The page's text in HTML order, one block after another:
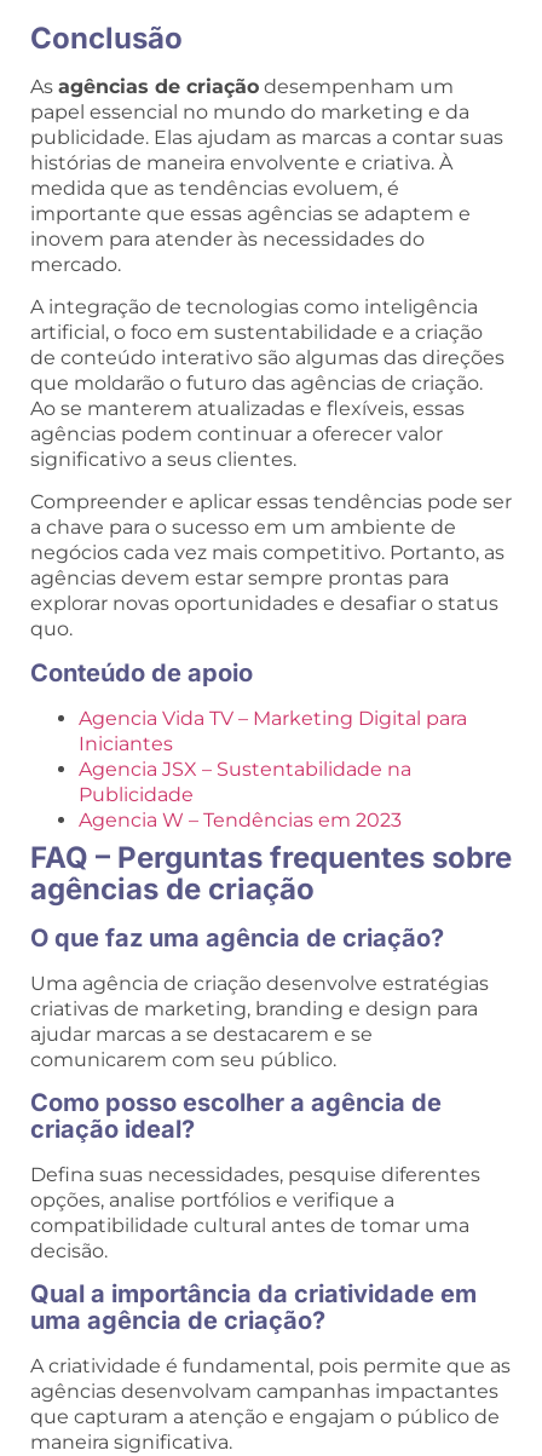
Conclusão
As agências de criação desempenham um
papel essencial no mundo do marketing e da
publicidade. Elas ajudam as marcas a contar suas
histórias de maneira envolvente e criativa. À
medida que as tendências evoluem, é
importante que essas agências se adaptem e
inovem para atender às necessidades do
mercado.
A integração de tecnologias como inteligência
artificial, o foco em sustentabilidade e a criação
de conteúdo interativo são algumas das direções
que moldarão o futuro das agências de criação.
Ao se manterem atualizadas e flexíveis, essas
agências podem continuar a oferecer valor
significativo a seus clientes.
Compreender e aplicar essas tendências pode ser
a chave para o sucesso em um ambiente de
negócios cada vez mais competitivo. Portanto, as
agências devem estar sempre prontas para
explorar novas oportunidades e desafiar o status
quo.
Conteúdo de apoio
Agencia Vida TV – Marketing Digital para
Iniciantes
Agencia JSX – Sustentabilidade na
Publicidade
Agencia W – Tendências em 2023
FAQ – Perguntas frequentes sobre
agências de criação
O que faz uma agência de criação?
Uma agência de criação desenvolve estratégias
criativas de marketing, branding e design para
ajudar marcas a se destacarem e se
comunicarem com seu público.
Como posso escolher a agência de
criação ideal?
Defina suas necessidades, pesquise diferentes
opções, analise portfólios e verifique a
compatibilidade cultural antes de tomar uma
decisão.
Qual a importância da criatividade em
uma agência de criação?
A criatividade é fundamental, pois permite que as
agências desenvolvam campanhas impactantes
que capturam a atenção e engajam o público de
maneira significativa.